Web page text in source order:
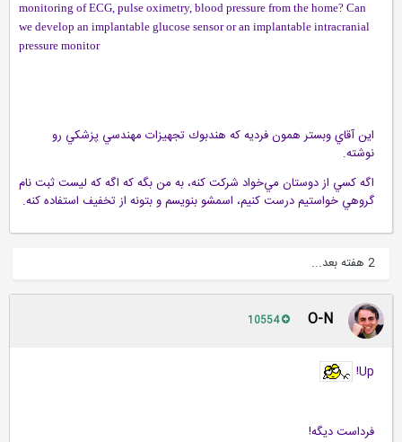
monitoring of ECG, pulse oximetry, blood pressure from the home? Can
we develop an implantable glucose sensor or an implantable intracranial
pressure monitor
اين آقاي وبستر همون فرديه كه هندبوك تجهيزات مهندسي پزشكي رو
نوشته.
اگه كسي از دوستان مي‌خواد شركت كنه، به من بگه كه اگه كه ليست ثبت نام
گروهي خواستيم درست كنيم، اسمشو بنويسم و بتونه از تخفيف استفاده كنه.
O-N
Up!
فرداست ديگه!